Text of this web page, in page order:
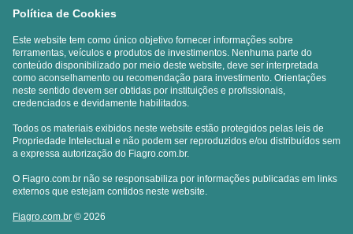
Política de Cookies
Este website tem como único objetivo fornecer informações sobre
ferramentas, veículos e produtos de investimentos. Nenhuma parte do
conteúdo disponibilizado por meio deste website, deve ser interpretada
como aconselhamento ou recomendação para investimento. Orientações
neste sentido devem ser obtidas por instituições e profissionais,
credenciados e devidamente habilitados.
Todos os materiais exibidos neste website estão protegidos pelas leis de
Propriedade Intelectual e não podem ser reproduzidos e/ou distribuídos sem
a expressa autorização do Fiagro.com.br.
O Fiagro.com.br não se responsabiliza por informações publicadas em links
externos que estejam contidos neste website.
Fiagro.com.br © 2026